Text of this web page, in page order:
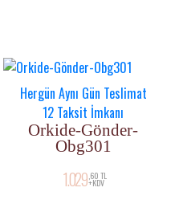
Hergün Aynı Gün Teslimat
12 Taksit İmkanı
Orkide-Gönder-
Obg301
1.029 ,60 TL
+KDV